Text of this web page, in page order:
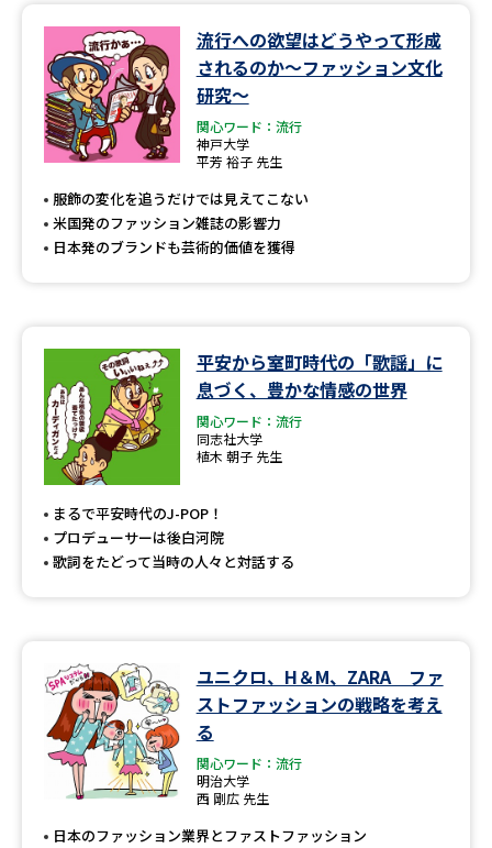
流行への欲望はどうやって形成
されるのか～ファッション文化
研究～
関心ワード：流行
神戸大学
平芳 裕子 先生
服飾の変化を追うだけでは見えてこない
米国発のファッション雑誌の影響力
日本発のブランドも芸術的価値を獲得
平安から室町時代の「歌謡」に
息づく、豊かな情感の世界
関心ワード：流行
同志社大学
植木 朝子 先生
まるで平安時代のJ-POP！
プロデューサーは後白河院
歌詞をたどって当時の人々と対話する
ユニクロ、H＆M、ZARA ファ
ストファッションの戦略を考え
る
関心ワード：流行
明治大学
西 剛広 先生
日本のファッション業界とファストファッション